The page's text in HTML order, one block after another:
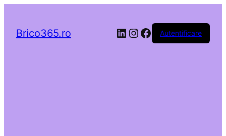
Brico365.ro LinkedIn
Instagram
Facebook
Autentificare